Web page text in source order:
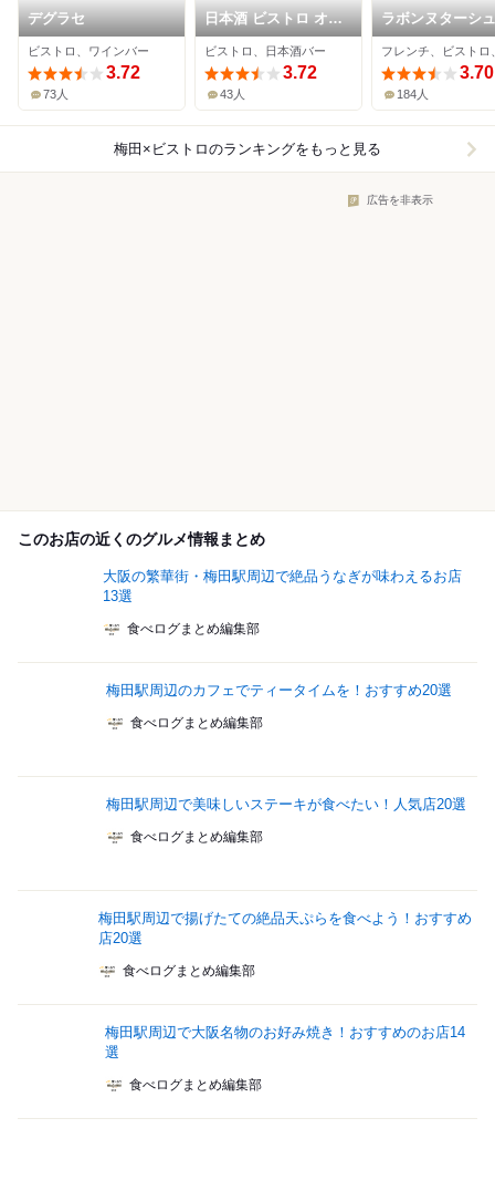
デグラセ
ビストロ、ワインバー
3.72
73人
日本酒 ビストロ オダ
ギリ
ビストロ、日本酒バー
3.72
43人
ラボンヌターシュ
3.70
184人
梅田×ビストロのランキングをもっと見る
広告を非表示
このお店の近くのグルメ情報まとめ
大阪の繁華街・梅田駅周辺で絶品うなぎが味わえるお店
13選
食べログまとめ編集部
梅田駅周辺のカフェでティータイムを！おすすめ20選
食べログまとめ編集部
梅田駅周辺で美味しいステーキが食べたい！人気店20選
食べログまとめ編集部
梅田駅周辺で揚げたての絶品天ぷらを食べよう！おすすめ
店20選
食べログまとめ編集部
梅田駅周辺で大阪名物のお好み焼き！おすすめのお店14
選
食べログまとめ編集部